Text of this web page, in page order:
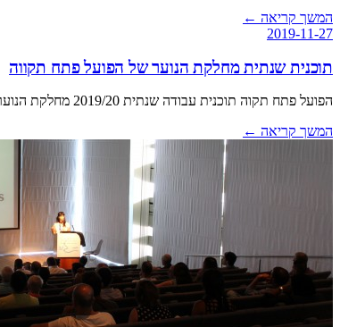
המשך קריאה ←
2019-11-27
תוכנית שנתית מחלקת הנוער של הפועל פתח תקווה
הפועל פתח תקוה תוכנית עבודה שנתית 2019/20 מחלקת הנוער הערות כלליות לעניין מסמך זה: מסמך זה מתבסס על איסוף מידע ממפגש שהתקיים עם רועי ואיציק, מפגש אחד שהתקיים…
המשך קריאה ←